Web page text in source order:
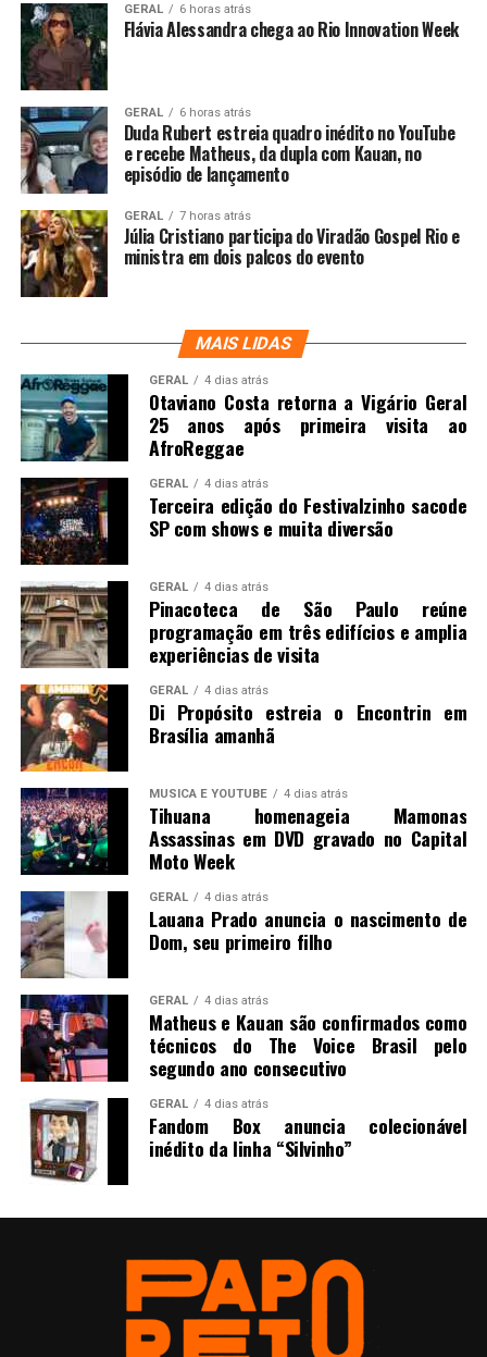
GERAL 6 horas atrás
Flávia Alessandra chega ao Rio Innovation Week
GERAL 6 horas atrás
Duda Rubert estreia quadro inédito no YouTube
e recebe Matheus, da dupla com Kauan, no
episódio de lançamento
GERAL 7 horas atrás
Júlia Cristiano participa do Viradão Gospel Rio e
ministra em dois palcos do evento
MAIS LIDAS
GERAL 4 dias atrás
Otaviano Costa retorna a Vigário Geral
25 anos após primeira visita ao
AfroReggae
GERAL 4 dias atrás
Terceira edição do Festivalzinho sacode
SP com shows e muita diversão
GERAL 4 dias atrás
Pinacoteca de São Paulo reúne
programação em três edifícios e amplia
experiências de visita
GERAL 4 dias atrás
Di Propósito estreia o Encontrin em
Brasília amanhã
MUSICA E YOUTUBE 4 dias atrás
Tihuana homenageia Mamonas
Assassinas em DVD gravado no Capital
Moto Week
GERAL 4 dias atrás
Lauana Prado anuncia o nascimento de
Dom, seu primeiro filho
GERAL 4 dias atrás
Matheus e Kauan são confirmados como
técnicos do The Voice Brasil pelo
segundo ano consecutivo
GERAL 4 dias atrás
Fandom Box anuncia colecionável
inédito da linha “Silvinho”